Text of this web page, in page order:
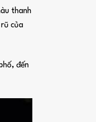
thanh
của
đến